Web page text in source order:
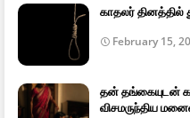
காதலர்
February 15,
தன் தங்கையுடன்
விசமருந்திய